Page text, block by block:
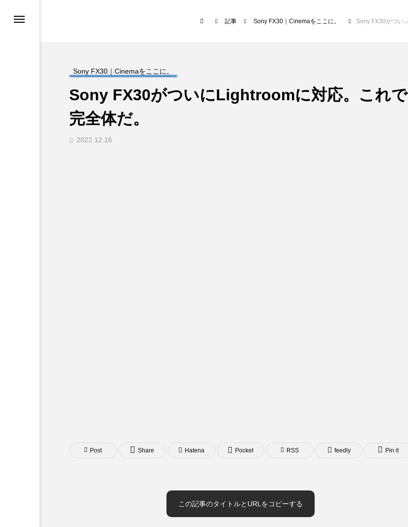
記事 Sony FX30｜Cinemaをここに。 Sony FX30がついにLightroomに対応。これで完全体だ。
Sony FX30｜Cinemaをここに。
Sony FX30がついにLightroomに対応。これで
完全体だ。
2022.12.16
Post Share Hatena Pocket RSS feedly Pin it
この記事のタイトルとURLをコピーする